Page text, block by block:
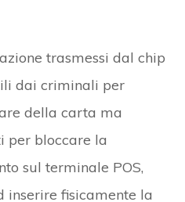
trasmessi dal chip
dai criminali per
della carta ma
per bloccare la
sul terminale POS,
fisicamente la